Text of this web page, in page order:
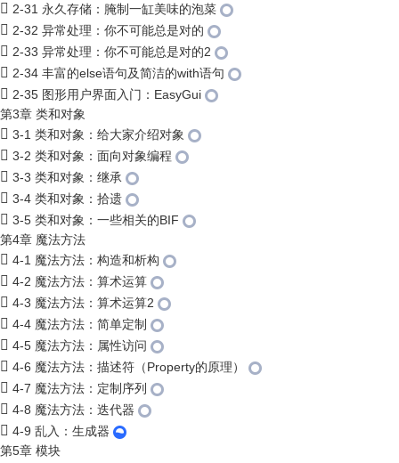
2-31 永久存储：腌制一缸美味的泡菜
2-32 异常处理：你不可能总是对的
2-33 异常处理：你不可能总是对的2
2-34 丰富的else语句及简洁的with语句
2-35 图形用户界面入门：EasyGui
第3章 类和对象
3-1 类和对象：给大家介绍对象
3-2 类和对象：面向对象编程
3-3 类和对象：继承
3-4 类和对象：拾遗
3-5 类和对象：一些相关的BIF
第4章 魔法方法
4-1 魔法方法：构造和析构
4-2 魔法方法：算术运算
4-3 魔法方法：算术运算2
4-4 魔法方法：简单定制
4-5 魔法方法：属性访问
4-6 魔法方法：描述符（Property的原理）
4-7 魔法方法：定制序列
4-8 魔法方法：迭代器
4-9 乱入：生成器
第5章 模块